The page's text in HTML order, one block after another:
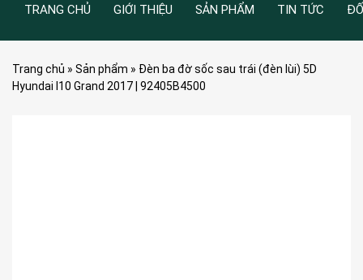
TRANG CHỦ GIỚI THIỆU SẢN PHẨM TIN TỨC
Trang chủ » Sản phẩm » Đèn ba đờ sốc sau trái (đèn lùi) 5D
Hyundai I10 Grand 2017 | 92405B4500